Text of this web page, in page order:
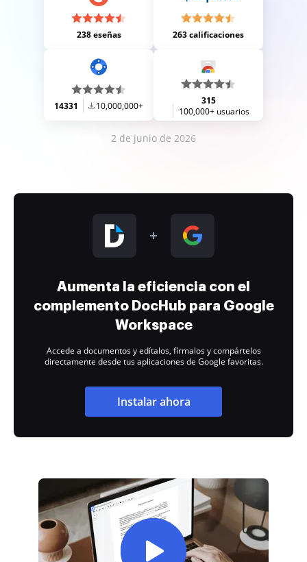
238 eseñas 263 calificaciones
14331 10,000,000+
315
100,000+ usuarios
2 de junio de 2026
Aumenta la eficiencia con el
complemento DocHub para Google
Workspace
Accede a documentos y edítalos, fírmalos y compártelos
directamente desde tus aplicaciones de Google favoritas.
Instalar ahora